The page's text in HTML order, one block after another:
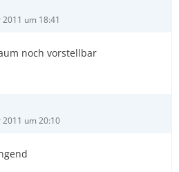
2011 um 18:41
noch vorstellbar
2011 um 20:10